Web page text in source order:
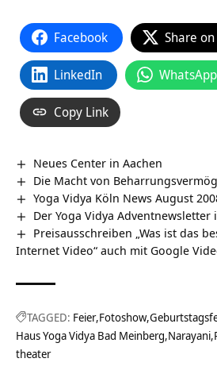
Facebook Share on
LinkedIn WhatsApp
Copy Link
Neues Center in Aachen
Die Macht von
Yoga Vidya Köln News August
Der Yoga Vidya Adventnewsletter
Preisausschreiben „Was ist das
Internet Video“ auch mit Google
TAGGED: Feier Fotoshow
Haus Yoga Vidya Bad Meinberg Narayani
theater